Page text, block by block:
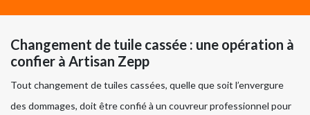
Changement de tuile cassée : une opération à
confier à Artisan Zepp
Tout changement de tuiles cassées, quelle que soit l’envergure
des dommages, doit être confié à un couvreur professionnel pour